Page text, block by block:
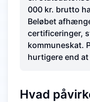
000 kr. brutto
Beløbet
certificeringer,
kommuneskat.
hurtigere end
Hvad